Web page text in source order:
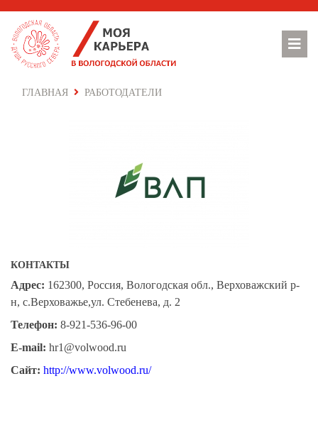
ГЛАВНАЯ РАБОТОДАТЕЛИ
КОНТАКТЫ
Адрес: 162300, Россия, Вологодская обл., Верховажский р-
н, с.Верховажье,ул. Стебенева, д. 2
Телефон: 8-921-536-96-00
E-mail: hr1@volwood.ru
Сайт: http://www.volwood.ru/